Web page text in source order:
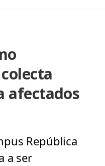
afectados
República
a ser